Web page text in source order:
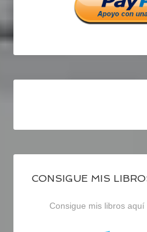
CONSIGUE MIS
Consigue mis libros